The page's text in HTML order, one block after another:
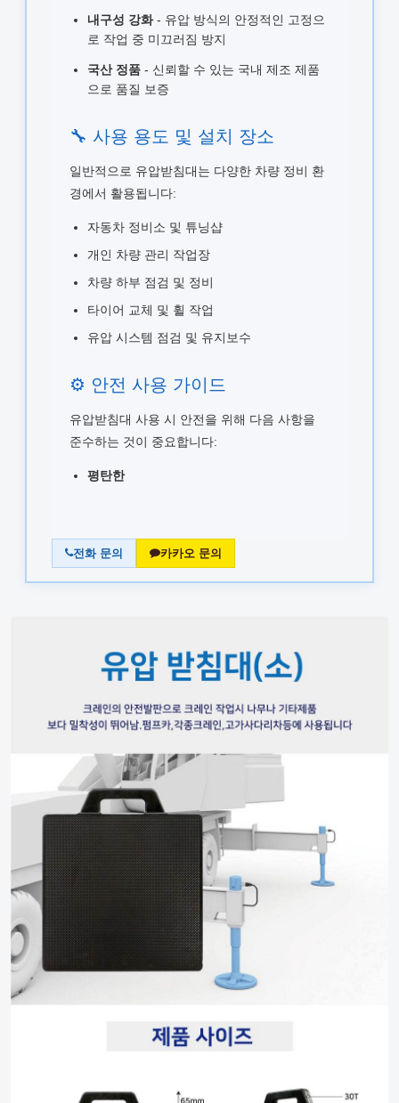
내구성 강화- 유압 방식의 안정적인 고정으
로 작업 중 미끄러짐 방지
국산 정품- 신뢰할 수 있는 국내 제조 제품
으로 품질 보증
🔧 사용 용도 및 설치 장소
일반적으로 유압받침대는 다양한 차량 정비 환
경에서 활용됩니다:
자동차 정비소 및 튜닝샵
개인 차량 관리 작업장
차량 하부 점검 및 정비
타이어 교체 및 휠 작업
유압 시스템 점검 및 유지보수
⚙️ 안전 사용 가이드
유압받침대 사용 시 안전을 위해 다음 사항을
준수하는 것이 중요합니다:
평탄한
전화 문의 카카오 문의